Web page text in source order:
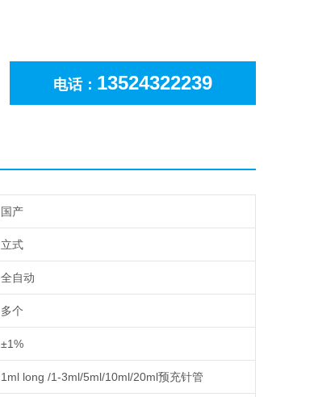
电话： 13524322239
国产
立式
全自动
多个
±1%
1ml long /1-3ml/5ml/10ml/20ml预充针管